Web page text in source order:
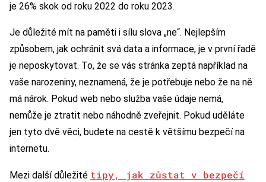
je 26% skok od roku 2022 do roku 2023.
Je důležité mít na paměti i sílu slova „ne“. Nejlepším
způsobem, jak ochránit svá data a informace, je v první řadě
je neposkytovat. To, že se vás stránka zeptá například na
vaše narozeniny, neznamená, že je potřebuje nebo že na ně
má nárok. Pokud web nebo služba vaše údaje nemá,
nemůže je ztratit nebo náhodně zveřejnit. Pokud uděláte
jen tyto dvě věci, budete na cestě k většímu bezpečí na
internetu.
Mezi další důležité tipy, jak zůstat v bezpečí